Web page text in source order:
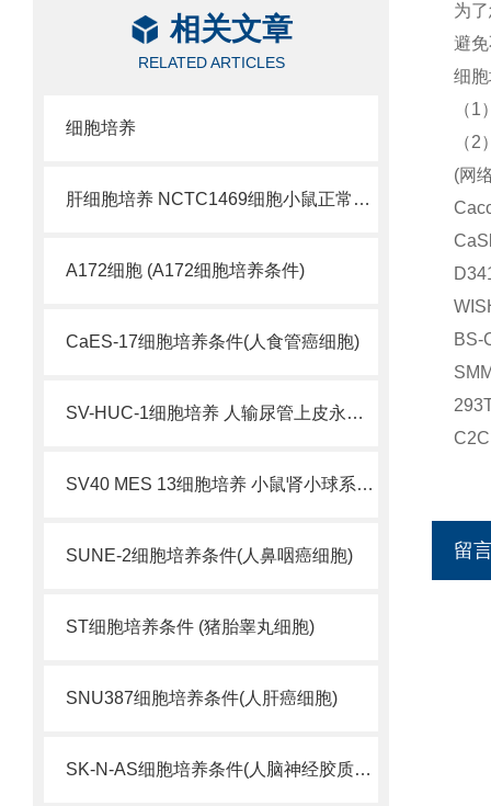
相关文章
RELATED ARTICLES
细胞培养
肝细胞培养 NCTC1469细胞小鼠正常肝细胞
A172细胞 (A172细胞培养条件)
CaES-17细胞培养条件(人食管癌细胞)
SV-HUC-1细胞培养 人输尿管上皮永生化细胞
SV40 MES 13细胞培养 小鼠肾小球系膜细胞
SUNE-2细胞培养条件(人鼻咽癌细胞)
ST细胞培养条件 (猪胎睾丸细胞)
SNU387细胞培养条件(人肝癌细胞)
SK-N-AS细胞培养条件(人脑神经胶质母细胞瘤)
为
避
细
（
（
(网
BS-
留